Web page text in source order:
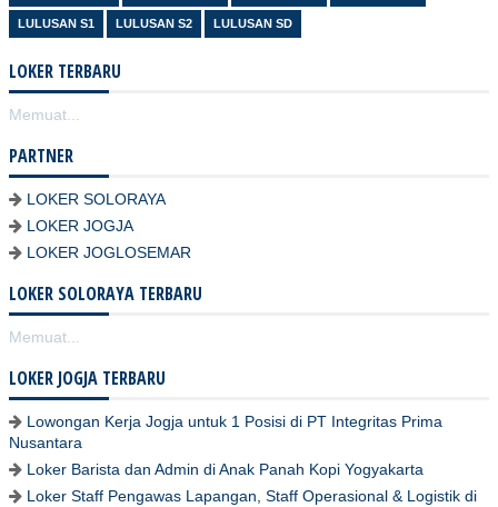
LULUSAN S1 LULUSAN S2 LULUSAN SD
LOKER TERBARU
Memuat...
PARTNER
LOKER SOLORAYA
LOKER JOGJA
LOKER JOGLOSEMAR
LOKER SOLORAYA TERBARU
Memuat...
LOKER JOGJA TERBARU
Lowongan Kerja Jogja untuk 1 Posisi di PT Integritas Prima
Nusantara
Loker Barista dan Admin di Anak Panah Kopi Yogyakarta
Loker Staff Pengawas Lapangan, Staff Operasional & Logistik di